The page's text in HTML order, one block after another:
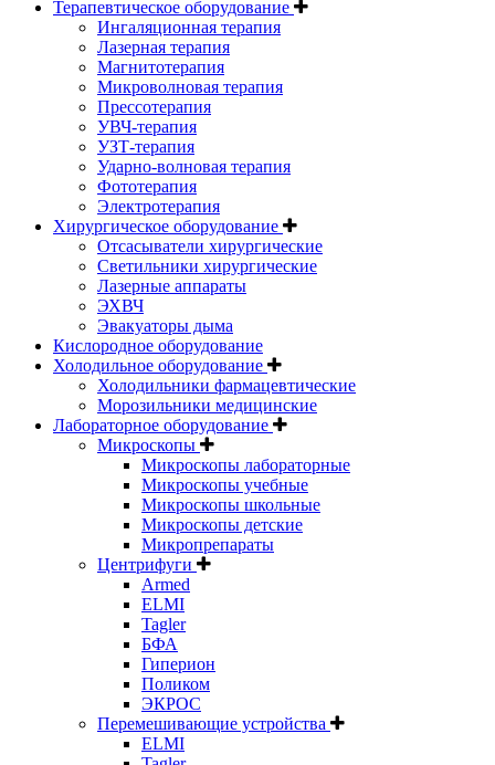
Терапевтическое оборудование
Ингаляционная терапия
Лазерная терапия
Магнитотерапия
Микроволновая терапия
Прессотерапия
УВЧ-терапия
УЗТ-терапия
Ударно-волновая терапия
Фототерапия
Электротерапия
Хирургическое оборудование
Отсасыватели хирургические
Светильники хирургические
Лазерные аппараты
ЭХВЧ
Эвакуаторы дыма
Кислородное оборудование
Холодильное оборудование
Холодильники фармацевтические
Морозильники медицинские
Лабораторное оборудование
Микроскопы
Микроскопы лабораторные
Микроскопы учебные
Микроскопы школьные
Микроскопы детские
Микропрепараты
Центрифуги
Armed
ELMI
Tagler
БФА
Гиперион
Поликом
ЭКРОС
Перемешивающие устройства
ELMI